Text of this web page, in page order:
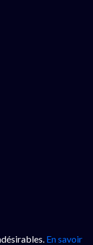
En savoir